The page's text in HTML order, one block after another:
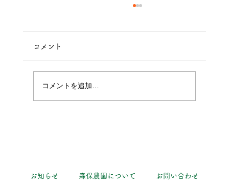
パプリカ獲れた！
コメント
コメントを追加…
お知らせ 森保農園について お問い合わせ